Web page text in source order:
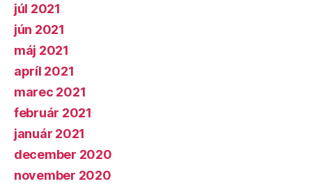
júl 2021
jún 2021
máj 2021
apríl 2021
marec 2021
február 2021
január 2021
december 2020
november 2020